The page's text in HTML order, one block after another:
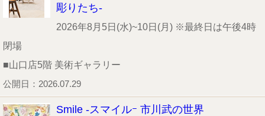
彫りたち-
2026年8月5日(水)~10日(月) ※最終日は午後4時
閉場
■山口店5階 美術ギャラリー
公開日：2026.07.29
Smile -スマイルｰ 市川武の世界